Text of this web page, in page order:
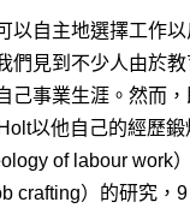
以自主地選擇工作
見到不少人由於教
己事業生涯。然而
以他自己的經歷
of labour work
crafting）的研究，